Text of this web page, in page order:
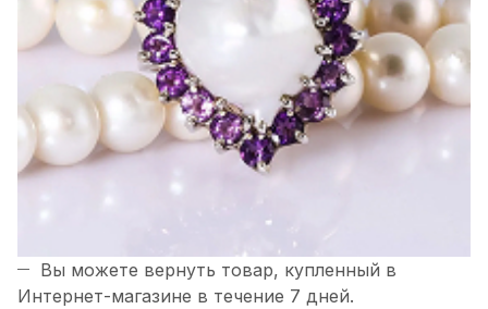
Вы можете вернуть товар, купленный в
Интернет-магазине в течение 7 дней.